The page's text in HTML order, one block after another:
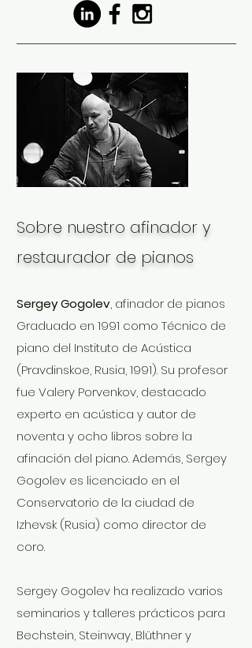
Sobre nuestro afinador y
restaurador de pianos
Sergey Gogolev, afinador de pianos
Graduado en 1991 como Técnico de
piano del Instituto de Acústica
(Pravdinskoe, Rusia, 1991). Su profesor
fue Valery Porvenkov, destacado
experto en acústica y autor de
noventa y ocho libros sobre la
afinación del piano. Además, Sergey
Gogolev es licenciado en el
Conservatorio de la ciudad de
Izhevsk (Rusia) como director de
coro.
Sergey Gogolev ha realizado varios
seminarios y talleres prácticos para
Bechstein, Steinway, Blüthner y